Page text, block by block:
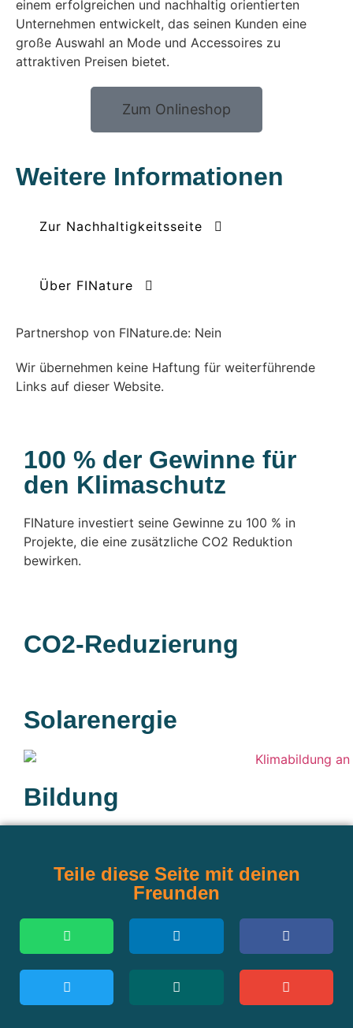
einem erfolgreichen und nachhaltig orientierten
Unternehmen entwickelt, das seinen Kunden eine
große Auswahl an Mode und Accessoires zu
attraktiven Preisen bietet.
Zum Onlineshop
Weitere Informationen
Zur Nachhaltigkeitsseite
Über FINature
Partnershop von FINature.de: Nein
Wir übernehmen keine Haftung für weiterführende
Links auf dieser Website.
100 % der Gewinne für
den Klimaschutz
FINature investiert seine Gewinne zu 100 % in
Projekte, die eine zusätzliche CO2 Reduktion
bewirken.
CO2-Reduzierung
Solarenergie
Bildung
Teile diese Seite mit deinen
Freunden